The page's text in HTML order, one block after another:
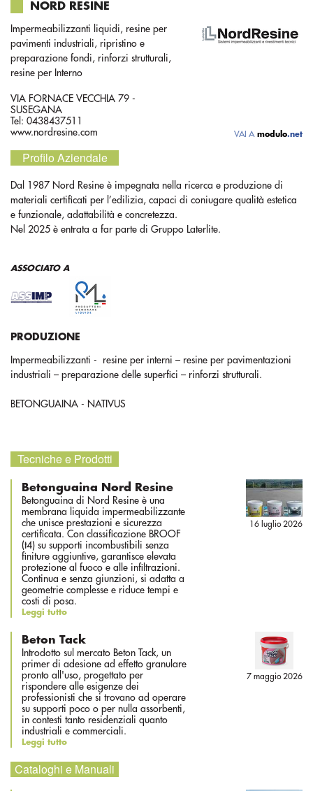
NORD RESINE
VAI A modulo.net
Impermeabilizzanti liquidi, resine per
pavimenti industriali, ripristino e
preparazione fondi, rinforzi strutturali,
resine per Interno
VIA FORNACE VECCHIA 79 -
SUSEGANA
Tel: 0438437511
www.nordresine.com
Profilo Aziendale
Dal 1987 Nord Resine è impegnata nella ricerca e produzione di
materiali certificati per l’edilizia, capaci di coniugare qualità estetica
e funzionale, adattabilità e concretezza.
Nel 2025 è entrata a far parte di Gruppo Laterlite.
ASSOCIATO A
PRODUZIONE
Impermeabilizzanti - resine per interni – resine per pavimentazioni
industriali – preparazione delle superfici – rinforzi strutturali.
BETONGUAINA - NATIVUS
Tecniche e Prodotti
Betonguaina Nord Resine
Betonguaina di Nord Resine è una
membrana liquida impermeabilizzante
che unisce prestazioni e sicurezza
certificata. Con classificazione BROOF
(t4) su supporti incombustibili senza
finiture aggiuntive, garantisce elevata
protezione al fuoco e alle infiltrazioni.
Continua e senza giunzioni, si adatta a
geometrie complesse e riduce tempi e
costi di posa.
Leggi tutto
16 luglio 2026
Beton Tack
Introdotto sul mercato Beton Tack, un
primer di adesione ad effetto granulare
pronto all'uso, progettato per
rispondere alle esigenze dei
professionisti che si trovano ad operare
su supporti poco o per nulla assorbenti,
in contesti tanto residenziali quanto
industriali e commerciali.
Leggi tutto
7 maggio 2026
Cataloghi e Manuali